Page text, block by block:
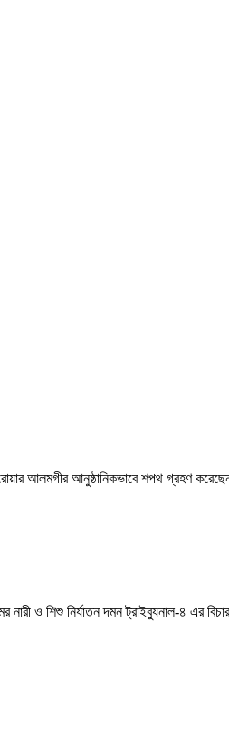
আলমগীর আনুষ্ঠানিকভাবে শপথ গ্রহণ
নারী ও শিশু নির্যাতন দমন ট্রাইব্যুনাল-৪